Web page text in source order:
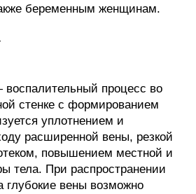
беременным женщинам.
процесс во
стенке с формированием
уплотнением и
расширенной вены, резкой
повышением местной и
тела. При распространении
глубокие вены возможно